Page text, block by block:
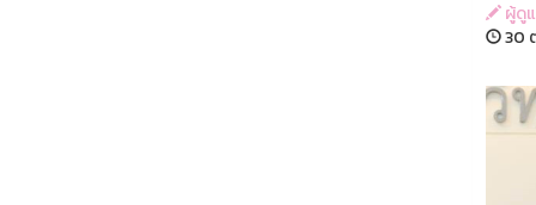
ผู้ดูแ
30